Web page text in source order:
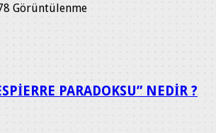
Görüntülenme
PARADOKSU” NEDİR ?